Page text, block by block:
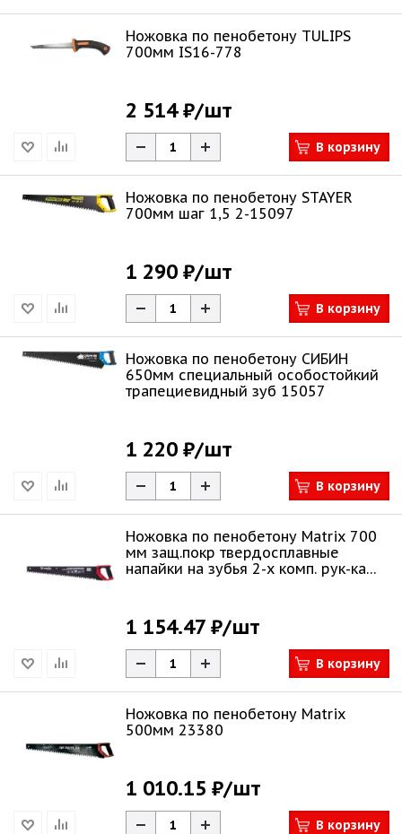
Ножовка по пенобетону TULIPS
700мм IS16-778
2 514 ₽/шт
В корзину
Ножовка по пенобетону STAYER
700мм шаг 1,5 2-15097
1 290 ₽/шт
В корзину
Ножовка по пенобетону СИБИН
650мм специальный особостойкий
трапециевидный зуб 15057
1 220 ₽/шт
В корзину
Ножовка по пенобетону Matrix 700
мм защ.покр твердосплавные
напайки на зубья 2-х комп. рук-ка
1 154.47 ₽/шт
В корзину
Ножовка по пенобетону Matrix
500мм 23380
1 010.15 ₽/шт
В корзину